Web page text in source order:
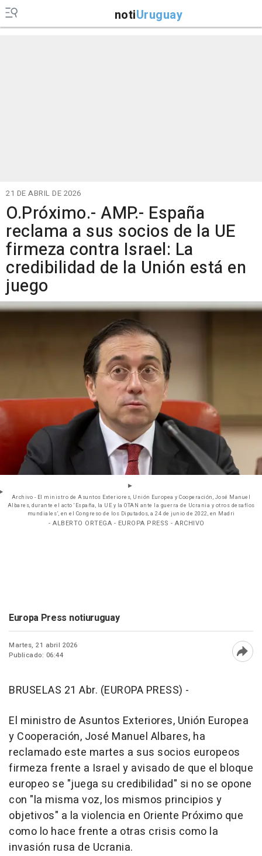
notiUruguay
21 DE ABRIL DE 2026
O.Próximo.- AMP.- España
reclama a sus socios de la UE
firmeza contra Israel: La
credibilidad de la Unión está en
juego
Archivo - El ministro de Asuntos Exteriores, Unión Europea y Cooperación, José Manuel
Albares, durante el acto ‘España, la UE y la OTAN ante la guerra de Ucrania y otros desafíos
mundiales’, en el Congreso de los Diputados, a 24 de junio de 2022, en Madri
- ALBERTO ORTEGA - EUROPA PRESS - ARCHIVO
Europa Press notiuruguay
Martes, 21 abril 2026
Publicado: 06:44
BRUSELAS 21 Abr. (EUROPA PRESS) -
El ministro de Asuntos Exteriores, Unión Europea
y Cooperación, José Manuel Albares, ha
reclamado este martes a sus socios europeos
firmeza frente a Israel y avisado de que el bloque
europeo se "juega su credibilidad" si no se opone
con "la misma voz, los mismos principios y
objetivos" a la violencia en Oriente Próximo que
como lo hace frente a otras crisis como la
invasión rusa de Ucrania.